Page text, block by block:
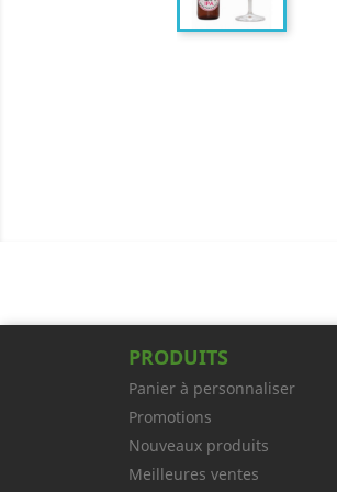
PRODUITS
Panier à personnaliser
Promotions
Nouveaux produits
Meilleures ventes